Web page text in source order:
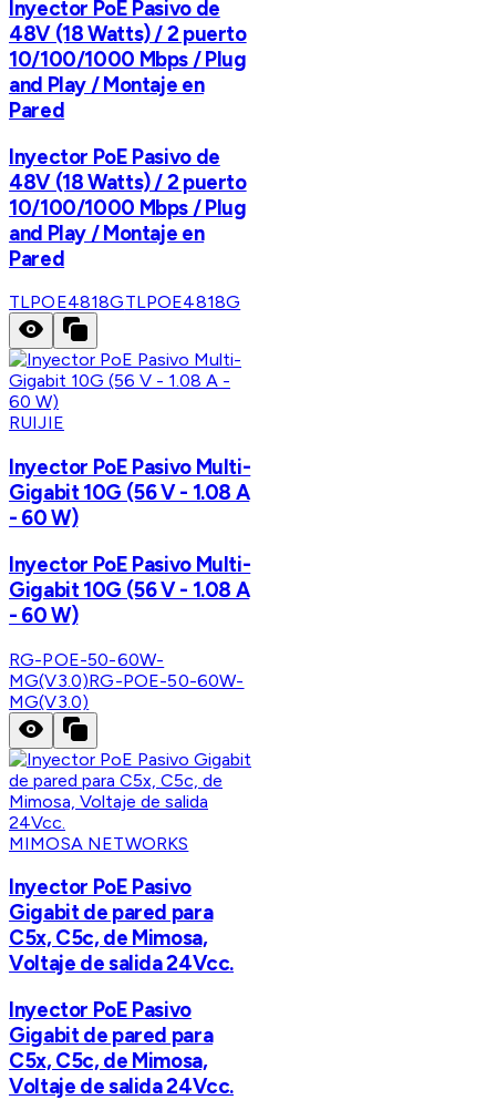
Inyector PoE Pasivo de
48V (18 Watts) / 2 puerto
10/100/1000 Mbps / Plug
and Play / Montaje en
Pared
Inyector PoE Pasivo de
48V (18 Watts) / 2 puerto
10/100/1000 Mbps / Plug
and Play / Montaje en
Pared
TLPOE4818GTLPOE4818G
RUIJIE
Inyector PoE Pasivo Multi-
Gigabit 10G (56 V - 1.08 A
- 60 W)
Inyector PoE Pasivo Multi-
Gigabit 10G (56 V - 1.08 A
- 60 W)
RG-POE-50-60W-
MG(V3.0)RG-POE-50-60W-
MG(V3.0)
MIMOSA NETWORKS
Inyector PoE Pasivo
Gigabit de pared para
C5x, C5c, de Mimosa,
Voltaje de salida 24Vcc.
Inyector PoE Pasivo
Gigabit de pared para
C5x, C5c, de Mimosa,
Voltaje de salida 24Vcc.